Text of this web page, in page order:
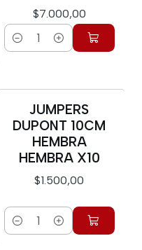
$7.000,00
Cantidad
JUMPERS
DUPONT 10CM
HEMBRA
HEMBRA X10
$1.500,00
Cantidad